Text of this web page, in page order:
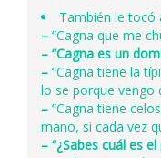
También le tocó
– “Cagna que me
– “Cagna es un
– “Cagna tiene la
lo se porque vengo
– “Cagna tiene
mano, si cada vez
– “¿Sabes cuál es